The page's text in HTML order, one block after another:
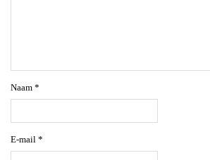
Naam *
E-mail *